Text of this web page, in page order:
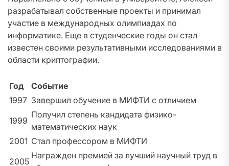
разрабатывал собственные проекты и принимал
участие в международных олимпиадах по
информатике. Еще в студенческие годы он стал
известен своими результативными исследованиями в
области криптографии.
Год
Событие
1997 Завершил обучение в МИФТИ с отличием
1999
Получил степень кандидата физико-
математических наук
2001 Стал профессором в МИФТИ
2005
Награжден премией за лучший научный труд в